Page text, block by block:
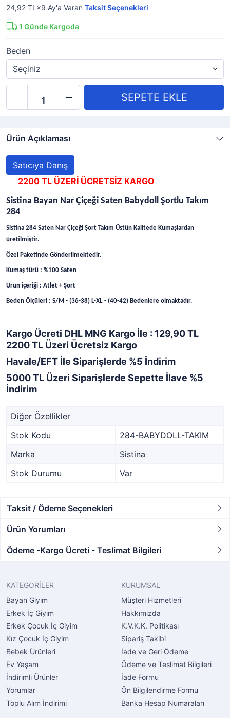
24,92 TL×9 Ay'a Varan Taksit Seçenekleri
1 Günde Kargoda
Beden
Ürün Açıklaması
Satıcıya Danış
2200 TL ÜZERİ ÜCRETSİZ KARGO
Sistina Bayan Nar Çiçeği Saten Babydoll Şortlu Takım
284
Sistina 284 Saten Nar Çiçeği Şort Takım Üstün Kalitede Kumaşlardan
üretilmiştir.
Özel Paketinde Gönderilmektedir.
Kumaş türü : %100 Saten
Ürün içeriği : Atlet + Şort
Beden Ölçüleri : S/M - (36-38) L-XL - (40-42) Bedenlere olmaktadır.
Kargo Ücreti DHL MNG Kargo İle : 129,90 TL
2200 TL Üzeri Ücretsiz Kargo
Havale/EFT İle Siparişlerde %5 İndirim
5000 TL Üzeri Siparişlerde Sepette İlave %5
İndirim
Diğer Özellikler
Stok Kodu
284-BABYDOLL-TAKIM
Marka
Sistina
Stok Durumu
Var
Taksit / Ödeme Seçenekleri
Ürün Yorumları
Ödeme -Kargo Ücreti - Teslimat Bilgileri
KATEGORİLER
Bayan Giyim
Erkek İç Giyim
Erkek Çocuk İç Giyim
Kız Çocuk İç Giyim
Bebek Ürünleri
Ev Yaşam
İndirimli Ürünler
Yorumlar
Toplu Alım İndirimi
KURUMSAL
Müşteri Hizmetleri
Hakkımızda
K.V.K.K. Politikası
Sipariş Takibi
İade ve Geri Ödeme
Ödeme ve Teslimat Bilgileri
İade Formu
Ön Bilgilendirme Formu
Banka Hesap Numaraları